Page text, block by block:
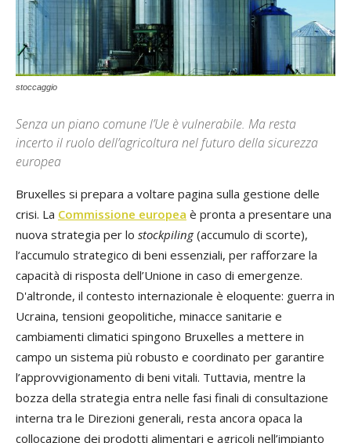
stoccaggio
Senza un piano comune l’Ue è vulnerabile. Ma resta
incerto il ruolo dell’agricoltura nel futuro della sicurezza
europea
Bruxelles si prepara a voltare pagina sulla gestione delle
crisi. La Commissione europea è pronta a presentare una
nuova strategia per lo stockpiling(accumulo di scorte),
l’accumulo strategico di beni essenziali, per rafforzare la
capacità di risposta dell’Unione in caso di emergenze.
D'altronde, il contesto internazionale è eloquente: guerra in
Ucraina, tensioni geopolitiche, minacce sanitarie e
cambiamenti climatici spingono Bruxelles a mettere in
campo un sistema più robusto e coordinato per garantire
l’approvvigionamento di beni vitali. Tuttavia, mentre la
bozza della strategia entra nelle fasi finali di consultazione
interna tra le Direzioni generali, resta ancora opaca la
collocazione dei prodotti alimentari e agricoli nell’impianto